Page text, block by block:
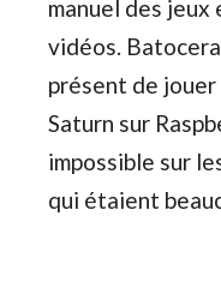
manuel des jeux
vidéos.
présent de jouer
Saturn sur
impossible sur
qui étaient